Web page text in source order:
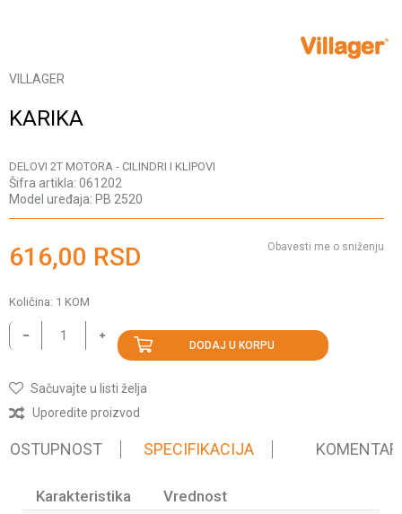
VILLAGER
KARIKA
DELOVI 2T MOTORA - CILINDRI I KLIPOVI
Šifra artikla: 061202
Model uređaja: PB 2520
616,00 RSD Obavesti me o sniženju
Količina: 1 KOM
DODAJ U KORPU
Sačuvajte u listi želja
Uporedite proizvod
SPECIFIKACIJA
Karakteristika Vrednost